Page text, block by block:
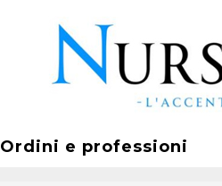
Ordini e professioni